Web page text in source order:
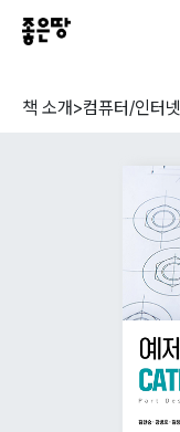
책 소개>컴퓨터/인터넷